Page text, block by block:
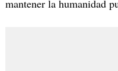
mantener la humanidad